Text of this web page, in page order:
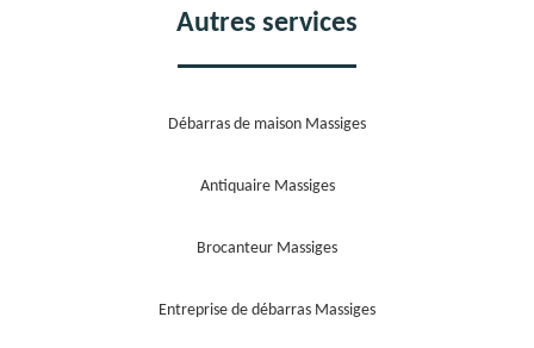
Autres services
Débarras de maison Massiges
Antiquaire Massiges
Brocanteur Massiges
Entreprise de débarras Massiges